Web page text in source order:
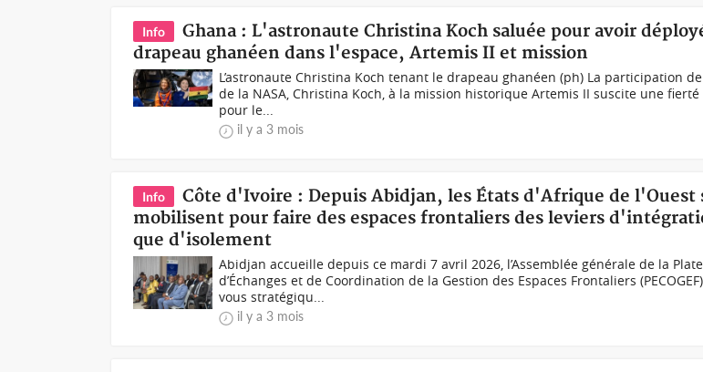
Info
Ghana : L'astronaute Christina Koch saluée pour avoir
drapeau ghanéen dans l'espace, Artemis II et mission
L’astronaute Christina Koch tenant le drapeau ghanéen (ph) La participation
de la NASA, Christina Koch, à la mission historique Artemis II suscite une fierté
pour le...
il y a 3 mois
Info
Côte d'Ivoire : Depuis Abidjan, les États d'Afrique de l'Ouest
mobilisent pour faire des espaces frontaliers des leviers
que d'isolement
Abidjan accueille depuis ce mardi 7 avril 2026, l’Assemblée générale de la
d’Échanges et de Coordination de la Gestion des Espaces Frontaliers
vous stratégiqu...
il y a 3 mois